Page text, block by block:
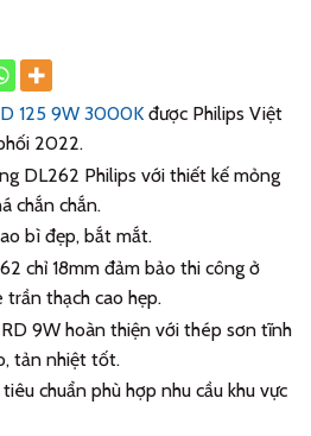
125 9W 3000K được Philips Việt
2022.
DL262 Philips với thiết kế mỏng
chắn chắn.
bì đẹp, bắt mắt.
chỉ 18mm đảm bảo thi công ở
thạch cao hẹp.
9W hoàn thiện với thép sơn tĩnh
tản nhiệt tốt.
chuẩn phù hợp nhu cầu khu vực